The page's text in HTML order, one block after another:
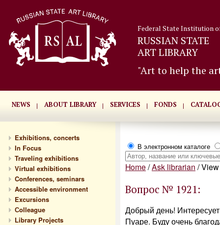
Federal State Institution
RUSSIAN STATE
ART LIBRARY
"Art to help the
NEWS ABOUT LIBRARY SERVICES FONDS
Exhibitions, concerts
In Focus
Traveling exhibitions
Virtual exhibitions
Conferences, seminars
Accessible environment
Excursions
Сolleague
Library Projects
В электронном каталоге
Home/Ask librarian /View
Вопрос № 1921:
Добрый день!
Пуаре. Буду очень